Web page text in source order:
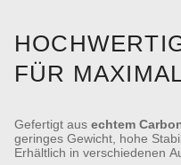
FÜR
Gefertigt aus echtem
geringes Gewicht, hohe
Erhältlich in verschiedenen